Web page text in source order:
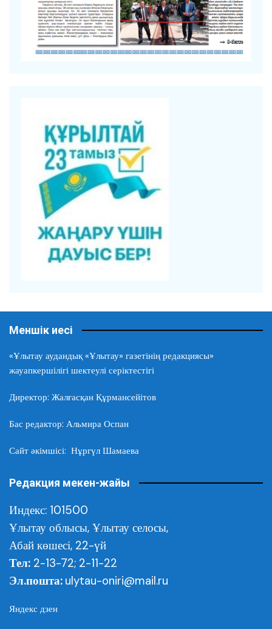
Меншік иесі
«Ұлытау аудандық «Ұлытау» газетінің редакциясы»
жауапкершілігі шектеулі серіктестігі
Директор: Жалғасқан Құрмансейітов
Бас редактор: Альмира Оспан
Сайт әкімшісі: Нұргүл Шамаева
Редакция мекен-жайы
Индекс: 101500
Ұлытау облысы, Ұлытау селосы,
Абай көшесі, 22-үй
Тел: 2-13-72; 2-11-22
Эл.пошта: ulytau-oniri@mail.ru
Яндекс дзен